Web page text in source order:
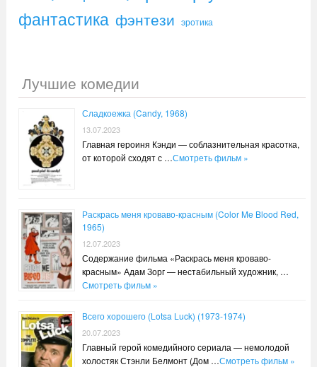
фантастика фэнтези эротика
Лучшие комедии
Сладкоежка (Candy, 1968)
13.07.2023
Главная героиня Кэнди — соблазнительная красотка,
от которой сходят с …Смотреть фильм »
Раскрась меня кроваво-красным (Color Me Blood Red,
1965)
12.07.2023
Содержание фильма «Раскрась меня кроваво-
красным» Адам Зорг — нестабильный художник, …
Смотреть фильм »
Всего хорошего (Lotsa Luck) (1973-1974)
20.07.2023
Главный герой комедийного сериала — немолодой
холостяк Стэнли Белмонт (Дом …Смотреть фильм »